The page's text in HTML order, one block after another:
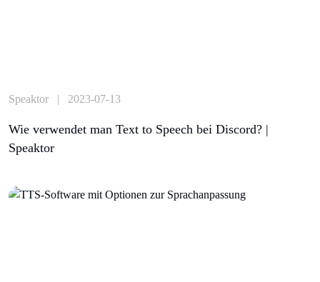
Speaktor | 2023-07-13
Wie verwendet man Text to Speech bei Discord? |
Speaktor